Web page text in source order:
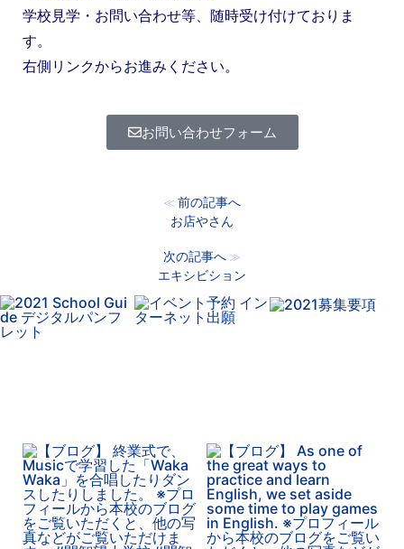
学校見学・お問い合わせ等、随時受け付けておりま
す。
右側リンクからお進みください。
お問い合わせフォーム
≪ 前の記事へ
お店やさん
次の記事へ ≫
エキシビション